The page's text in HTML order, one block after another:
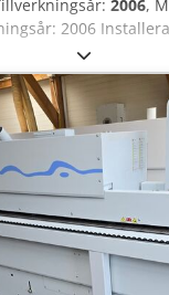
för EVA-
4
Kantdragande
Poleraggregat
2006,
2006
11 m/min
0,4–6 mm
EVA
Ja
Ja Dsdpfx